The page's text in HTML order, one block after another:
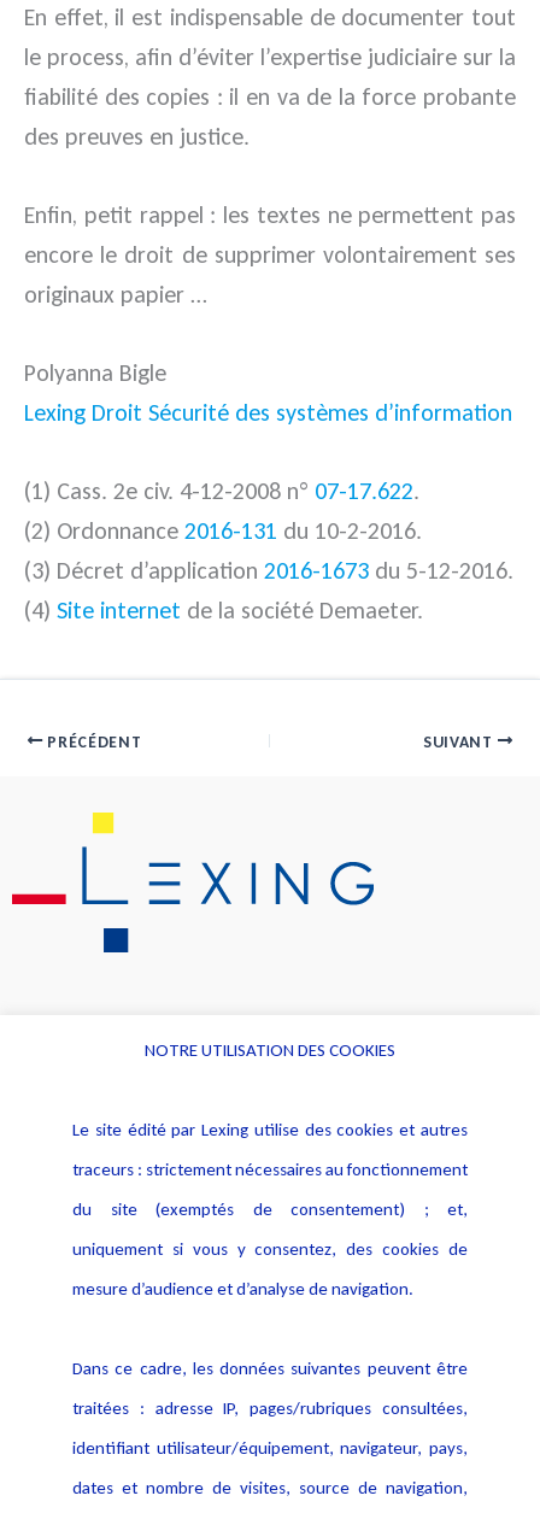
En effet, il est indispensable de documenter tout
le process, afin d’éviter l’expertise judiciaire sur la
fiabilité des copies : il en va de la force probante
des preuves en justice.
Enfin, petit rappel : les textes ne permettent pas
encore le droit de supprimer volontairement ses
originaux papier …
Polyanna Bigle
Lexing Droit Sécurité des systèmes d’information
(1) Cass. 2e civ. 4-12-2008 n° 07-17.622.
(2) Ordonnance 2016-131 du 10-2-2016.
(3) Décret d’application 2016-1673 du 5-12-2016.
(4) Site internet de la société Demaeter.
PRÉCÉDENT SUIVANT
Alerte professionnelle
Déclaration d'accessibilité
Notice Légale
Politique de protection des
données
Publications
NOTRE UTILISATION DES COOKIES
Le site édité par Lexing utilise des cookies et autres
traceurs : strictement nécessaires au fonctionnement
du site (exemptés de consentement) ; et,
uniquement si vous y consentez, des cookies de
mesure d’audience et d’analyse de navigation.
Dans ce cadre, les données suivantes peuvent être
traitées : adresse IP, pages/rubriques consultées,
identifiant utilisateur/équipement, navigateur, pays,
dates et nombre de visites, source de navigation,